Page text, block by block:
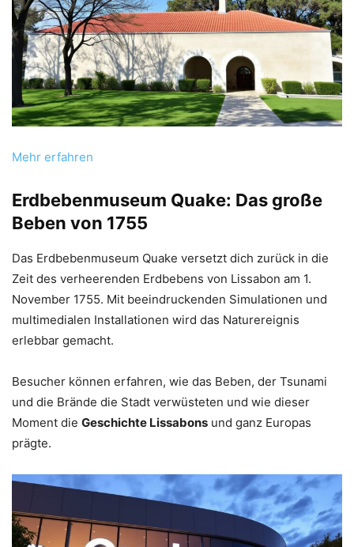
Mehr erfahren
Erdbebenmuseum Quake: Das große
Beben von 1755
Das Erdbebenmuseum Quake versetzt dich zurück in die
Zeit des verheerenden Erdbebens von Lissabon am 1.
November 1755. Mit beeindruckenden Simulationen und
multimedialen Installationen wird das Naturereignis
erlebbar gemacht.
Besucher können erfahren, wie das Beben, der Tsunami
und die Brände die Stadt verwüsteten und wie dieser
Moment die Geschichte Lissabons und ganz Europas
prägte.